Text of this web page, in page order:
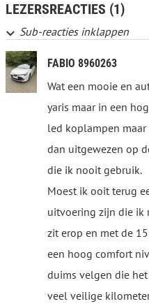
LEZERSREACTIES (1)
Sub-reacties inklappen
FABIO 8960263
Wat een mooie en
yaris maar in een
led koplampen
dan uitgewezen op
die ik nooit gebruik.
Moest ik ooit terug
uitvoering zijn die ik
zit erop en met de
een hoog comfort
duims velgen die
veel veilige